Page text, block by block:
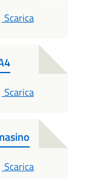
PDF
Scarica
PDF
Scarica
PDF
Scarica